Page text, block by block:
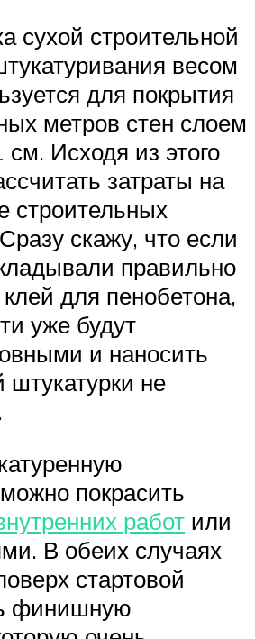
сухой строительной
весом
для покрытия
метров стен слоем
Исходя из этого
затраты на
строительных
скажу, что если
правильно
для пенобетона,
уже будут
и наносить
штукатурки не
покрасить
работ или
В обеих случаях
стартовой
финишную